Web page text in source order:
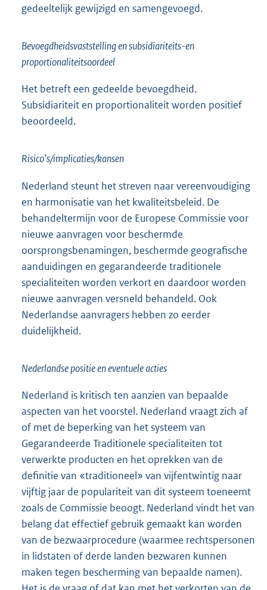
gedeeltelijk gewijzigd en samengevoegd.
Bevoegdheidsvaststelling en subsidiariteits-en
proportionaliteitsoordeel
Het betreft een gedeelde bevoegdheid.
Subsidiariteit en proportionaliteit worden positief
beoordeeld.
Risico’s/implicaties/kansen
Nederland steunt het streven naar vereenvoudiging
en harmonisatie van het kwaliteitsbeleid. De
behandeltermijn voor de Europese Commissie voor
nieuwe aanvragen voor beschermde
oorsprongsbenamingen, beschermde geografische
aanduidingen en gegarandeerde traditionele
specialiteiten worden verkort en daardoor worden
nieuwe aanvragen versneld behandeld. Ook
Nederlandse aanvragers hebben zo eerder
duidelijkheid.
Nederlandse positie en eventuele acties
Nederland is kritisch ten aanzien van bepaalde
aspecten van het voorstel. Nederland vraagt zich af
of met de beperking van het systeem van
Gegarandeerde Traditionele specialiteiten tot
verwerkte producten en het oprekken van de
definitie van «traditioneel» van vijfentwintig naar
vijftig jaar de populariteit van dit systeem toeneemt
zoals de Commissie beoogt. Nederland vindt het van
belang dat effectief gebruik gemaakt kan worden
van de bezwaarprocedure (waarmee rechtspersonen
in lidstaten of derde landen bezwaren kunnen
maken tegen bescherming van bepaalde namen).